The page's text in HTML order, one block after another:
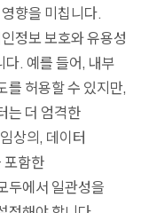
향을 미칩니다.
정보 보호와 유용성
. 예를 들어, 내부
를 허용할 수 있지만,
는 더 엄격한
상의, 데이터
포함한
두에서 일관성을